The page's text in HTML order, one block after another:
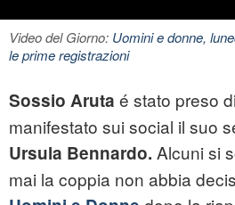
Video del Giorno: Uomini e donne,
le prime registrazioni
Sossio Aruta é stato preso
manifestato sui social il suo
Ursula Bennardo. Alcuni si
mai la coppia non abbia